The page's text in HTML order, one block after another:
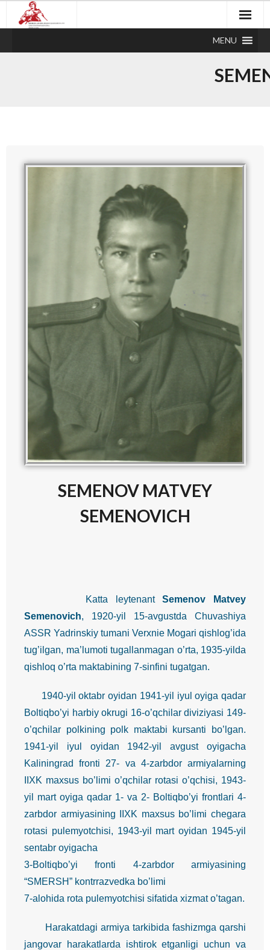
MENU
SEMENOV MATVEY
SEMENOVICH
Katta leytenantSemenov Matvey
Semenovich, 1920-yil 15-avgustda Chuvashiya
ASSR Yadrinskiy tumani Verxnie Mogari qishlog’ida
tug’ilgan, ma’lumoti tugallanmagan o’rta, 1935-yilda
qishloq o’rta maktabining 7-sinfini tugatgan.
1940-yil oktabr oyidan 1941-yil iyul oyiga qadar
Boltiqbo’yi harbiy okrugi 16-o’qchilar diviziyasi 149-
o’qchilar polkining polk maktabi kursanti bo’lgan.
1941-yil iyul oyidan 1942-yil avgust oyigacha
Kaliningrad fronti 27- va 4-zarbdor armiyalarning
IIXK maxsus bo’limi o’qchilar rotasi o’qchisi, 1943-
yil mart oyiga qadar 1- va 2- Boltiqbo’yi frontlari 4-
zarbdor armiyasining IIXK maxsus bo’limi chegara
rotasi pulemyotchisi, 1943-yil mart oyidan 1945-yil
sentabr oyigacha
3-Boltiqbo’yi fronti 4-zarbdor armiyasining
“SMERSH” kontrrazvedka bo’limi
7-alohida rota pulemyotchisi sifatida xizmat o’tagan.
Harakatdagi armiya tarkibida fashizmga qarshi
jangovar harakatlarda ishtirok etganligi uchun va